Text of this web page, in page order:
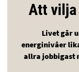
Att vilja
Livet går
energinivåer
allra jobbigast